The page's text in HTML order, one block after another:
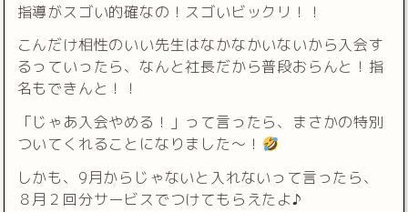
指導がスゴい的確なの！スゴいビックリ！！
こんだけ相性のいい先生はなかなかいないから入会す
るっていったら、なんと社長だから普段おらんと！指
名もできんと！！
「じゃあ入会やめる！」って言ったら、まさかの特別
ついてくれることになりました〜！
しかも、9月からじゃないと入れないって言ったら、
８月２回分サービスでつけてもらえたよ♪